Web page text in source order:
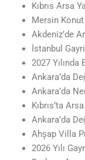
Kıbrıs Arsa
Mersin
Akdeniz’de
İstanbul
2027
Ankara’da
Ankara’da
Kıbrıs’ta Arsa
Ankara’da
Ahşap Villa
2026 Yılı